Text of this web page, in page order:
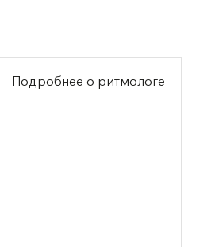
Подробнее о ритмологе